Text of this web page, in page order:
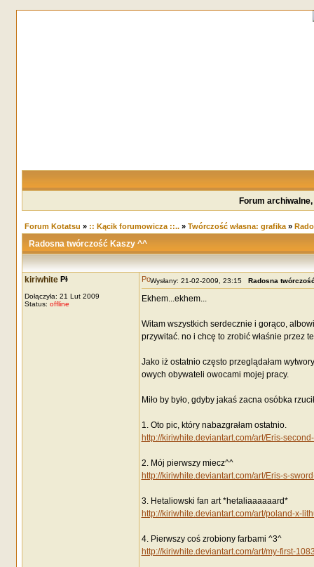
Forum
Forum Kotatsu » :: Kącik forumowicza ::..» Twórczość własna: grafika»
Radosna twórczość Kaszy ^^
kiriwhite
Dołączyła: 21 Lut 2009
Status: offline
Wysłany: 21-02-2009, 23:15 Radosna
Ekhem...ekhem...
Witam wszystkich serdecznie i gorąco,
przywitać. no i chcę to zrobić właśnie przez
Jako iż ostatnio często przeglądałam
owych obywateli owocami mojej pracy.
Miło by było, gdyby jakaś zacna osóbka
1. Oto pic, który nabazgrałam ostatnio.
http://kiriwhite.deviantart.com/art/Eris-
2. Mój pierwszy miecz^^
http://kiriwhite.deviantart.com/art/Eris-s-
3. Hetaliowski fan art *hetaliaaaaaard*
http://kiriwhite.deviantart.com/art/poland-x-
4. Pierwszy coś zrobiony farbami ^3^
http://kiriwhite.deviantart.com/art/my-first-